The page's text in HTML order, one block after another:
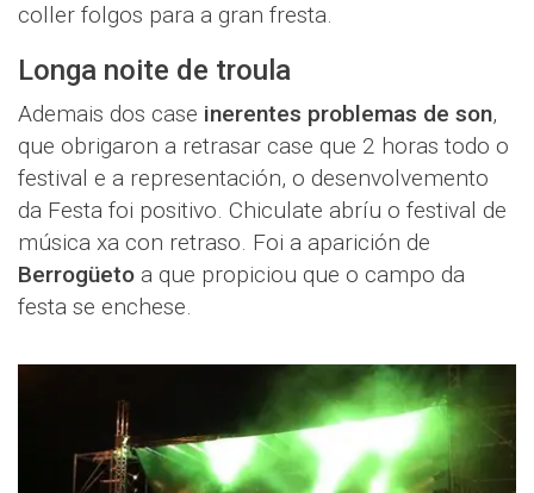
coller folgos para a gran fresta.
Longa noite de troula
Ademais dos case inerentes problemas de son,
que obrigaron a retrasar case que 2 horas todo o
festival e a representación, o desenvolvemento
da Festa foi positivo. Chiculate abríu o festival de
música xa con retraso. Foi a aparición de
Berrogüeto a que propiciou que o campo da
festa se enchese.